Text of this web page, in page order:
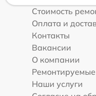
Стоимость
Оплата и
Контакты
Вакансии
О компании
Наши услуги